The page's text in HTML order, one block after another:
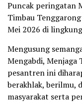
Puncak peringatan
Timbau
Mei 2026 di
Mengusung
Mengabdi, Menjaga
pesantren ini
berakhlak, berilmu,
masyarakat serta